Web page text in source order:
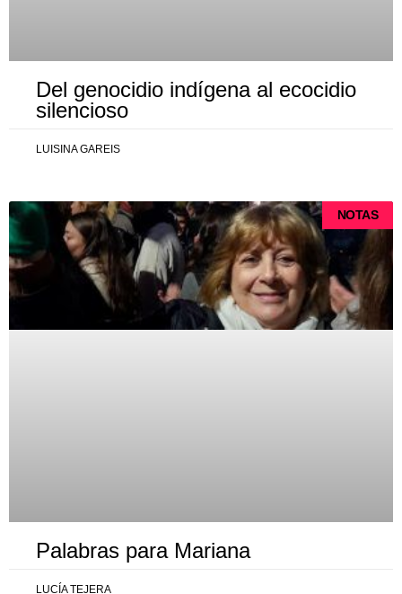
Del genocidio indígena al ecocidio
silencioso
LUISINA GAREIS
NOTAS
Palabras para Mariana
LUCÍA TEJERA